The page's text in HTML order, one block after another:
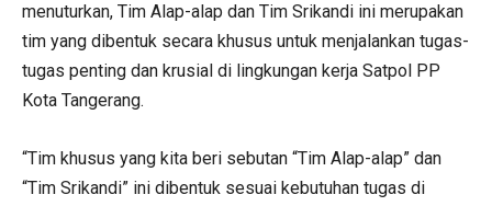
menuturkan, Tim Alap-alap dan Tim Srikandi ini merupakan
tim yang dibentuk secara khusus untuk menjalankan tugas-
tugas penting dan krusial di lingkungan kerja Satpol PP
Kota Tangerang.
“Tim khusus yang kita beri sebutan “Tim Alap-alap” dan
“Tim Srikandi” ini dibentuk sesuai kebutuhan tugas di